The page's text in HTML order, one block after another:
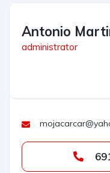
Antonio
administrator